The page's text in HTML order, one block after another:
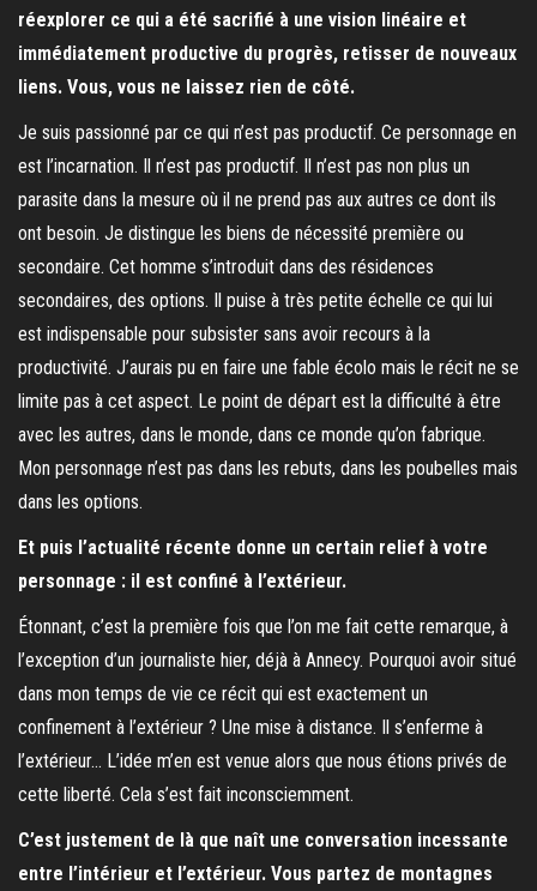
réexplorer ce qui a été sacrifié à une vision linéaire et
immédiatement productive du progrès, retisser de nouveaux
liens. Vous, vous ne laissez rien de côté.
Je suis passionné par ce qui n’est pas productif. Ce personnage en
est l’incarnation. Il n’est pas productif. Il n’est pas non plus un
parasite dans la mesure où il ne prend pas aux autres ce dont ils
ont besoin. Je distingue les biens de nécessité première ou
secondaire. Cet homme s’introduit dans des résidences
secondaires, des options. Il puise à très petite échelle ce qui lui
est indispensable pour subsister sans avoir recours à la
productivité. J’aurais pu en faire une fable écolo mais le récit ne se
limite pas à cet aspect. Le point de départ est la difficulté à être
avec les autres, dans le monde, dans ce monde qu’on fabrique.
Mon personnage n’est pas dans les rebuts, dans les poubelles mais
dans les options.
Et puis l’actualité récente donne un certain relief à votre
personnage : il est confiné à l’extérieur.
Étonnant, c’est la première fois que l’on me fait cette remarque, à
l’exception d’un journaliste hier, déjà à Annecy. Pourquoi avoir situé
dans mon temps de vie ce récit qui est exactement un
confinement à l’extérieur ? Une mise à distance. Il s’enferme à
l’extérieur… L’idée m’en est venue alors que nous étions privés de
cette liberté. Cela s’est fait inconsciemment.
C’est justement de là que naît une conversation incessante
entre l’intérieur et l’extérieur. Vous partez de montagnes